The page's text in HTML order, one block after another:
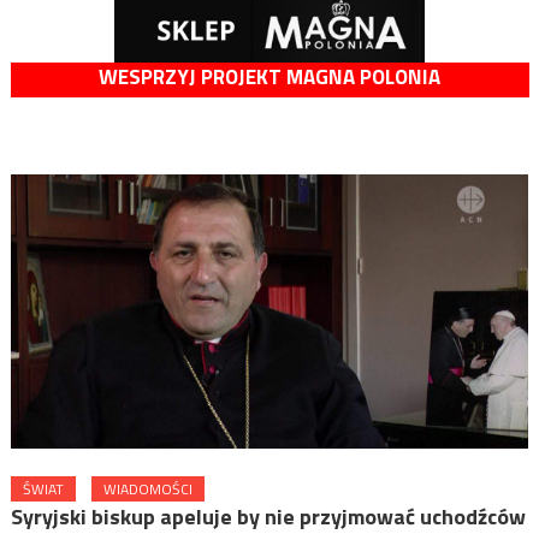
WESPRZYJ PROJEKT MAGNA POLONIA
ŚWIAT WIADOMOŚCI
Syryjski biskup apeluje by nie przyjmować uchodźców